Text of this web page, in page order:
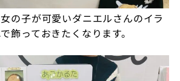
の子が可愛いダニエルさんのイラ
飾っておきたくなります。